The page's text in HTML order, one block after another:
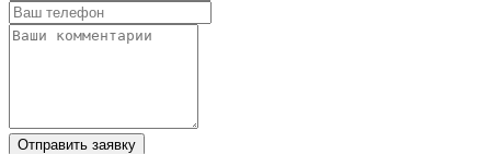
Отправить заявку